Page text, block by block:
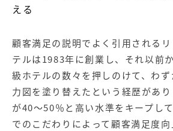
える
顧客満足の説明でよく引用される
テルは1983年に創業し、それ以前
級ホテルの数々を押しのけて、わ
力図を塗り替えたという経歴があ
が40～50％と高い水準をキープし
でのこだわりによって顧客満足度